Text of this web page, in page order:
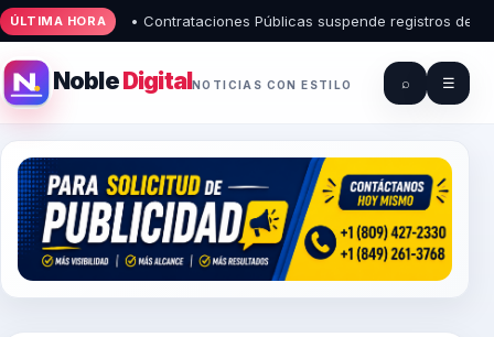
ÚLTIMA HORA• Contrataciones Públicas suspende registros de
NobleDigitalNOTICIAS CON ESTILO ⌕ ☰